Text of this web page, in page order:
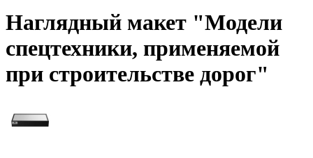
Наглядный макет "Модели
спецтехники, применяемой
при строительстве дорог"